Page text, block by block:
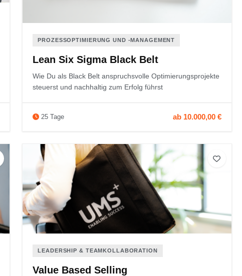
PROZESSOPTIMIERUNG UND ‑MANAGEMENT
Lean Six Sigma Black Belt
Wie Du als Black Belt anspruchsvolle Optimierungsprojekte
steuerst und nachhaltig zum Erfolg führst
25 Tage ab 10.000,00 €
LEADERSHIP & TEAMKOLLABORATION
Value Based Selling